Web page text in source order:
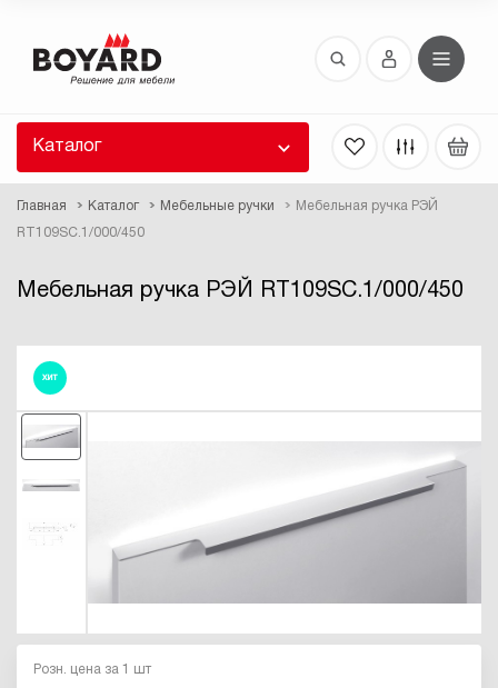
Каталог
Главная Каталог Мебельные ручки Мебельная ручка РЭЙ
RT109SC.1/000/450
Мебельная ручка РЭЙ RT109SC.1/000/450
ХИТ
Розн. цена за 1 шт
Восстановление пароля
высланы вам по E-Mail.
ссылку для восстановления